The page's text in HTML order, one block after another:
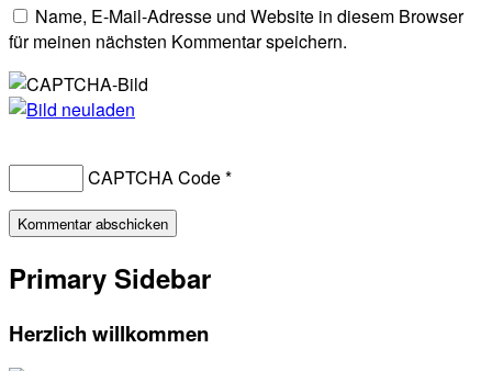
Name, E-Mail-Adresse und Website in diesem Browser
für meinen nächsten Kommentar speichern.
CAPTCHA Code*
Primary Sidebar
Herzlich willkommen